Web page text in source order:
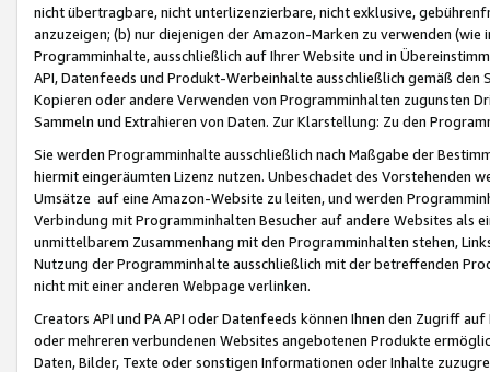
nicht übertragbare, nicht unterlizenzierbare, nicht exklusive,
anzuzeigen; (b) nur diejenigen der Amazon-Marken zu verwenden
Programminhalte, ausschließlich auf Ihrer Website und in
API, Datenfeeds und Produkt-Werbeinhalte ausschließlich gemäß
Kopieren oder andere Verwenden von Programminhalten zugunsten
Sammeln und Extrahieren von Daten. Zur Klarstellung: Zu den
Sie werden Programminhalte ausschließlich nach Maßgabe der
hiermit eingeräumten Lizenz nutzen. Unbeschadet des Vorstehenden
Umsätze auf eine Amazon-Website zu leiten, und werden
Verbindung mit Programminhalten Besucher auf andere Websites als
unmittelbarem Zusammenhang mit den Programminhalten stehen,
Nutzung der Programminhalte ausschließlich mit der betreffenden
nicht mit einer anderen Webpage verlinken.
Creators API und PA API oder Datenfeeds können Ihnen den Zugriff
oder mehreren verbundenen Websites angebotenen Produkte
Daten, Bilder, Texte oder sonstigen Informationen oder Inhalte